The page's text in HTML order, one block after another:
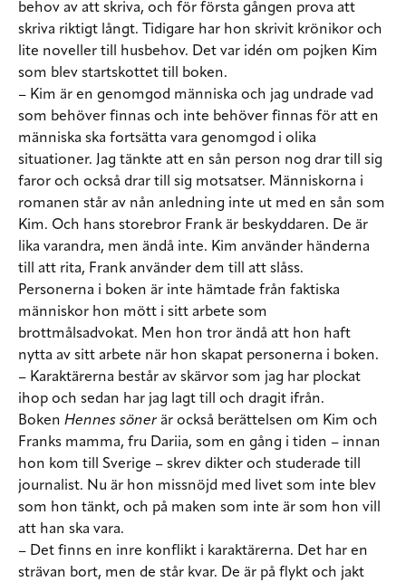
behov av att skriva, och för första gången prova att
skriva riktigt långt. Tidigare har hon skrivit krönikor och
lite noveller till husbehov. Det var idén om pojken Kim
som blev startskottet till boken.
– Kim är en genomgod människa och jag undrade vad
som behöver finnas och inte behöver finnas för att en
människa ska fortsätta vara genomgod i olika
situationer. Jag tänkte att en sån person nog drar till sig
faror och också drar till sig motsatser. Människorna i
romanen står av nån anledning inte ut med en sån som
Kim. Och hans storebror Frank är beskyddaren. De är
lika varandra, men ändå inte. Kim använder händerna
till att rita, Frank använder dem till att slåss.
Personerna i boken är inte hämtade från faktiska
människor hon mött i sitt arbete som
brottmålsadvokat. Men hon tror ändå att hon haft
nytta av sitt arbete när hon skapat personerna i boken.
– Karaktärerna består av skärvor som jag har plockat
ihop och sedan har jag lagt till och dragit ifrån.
Boken Hennes söner är också berättelsen om Kim och
Franks mamma, fru Dariia, som en gång i tiden – innan
hon kom till Sverige – skrev dikter och studerade till
journalist. Nu är hon missnöjd med livet som inte blev
som hon tänkt, och på maken som inte är som hon vill
att han ska vara.
– Det finns en inre konflikt i karaktärerna. Det har en
strävan bort, men de står kvar. De är på flykt och jakt